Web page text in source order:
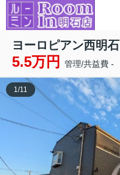
ヨーロピアン西明石
5.5万円 管理/共益費 -
1/11